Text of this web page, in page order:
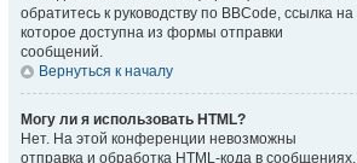
обратитесь к руководству по BBCode, ссылка на
которое доступна из формы отправки
сообщений.
Вернуться к началу
Могу ли я использовать HTML?
Нет. На этой конференции невозможны
отправка и обработка HTML-кода в сообщениях.